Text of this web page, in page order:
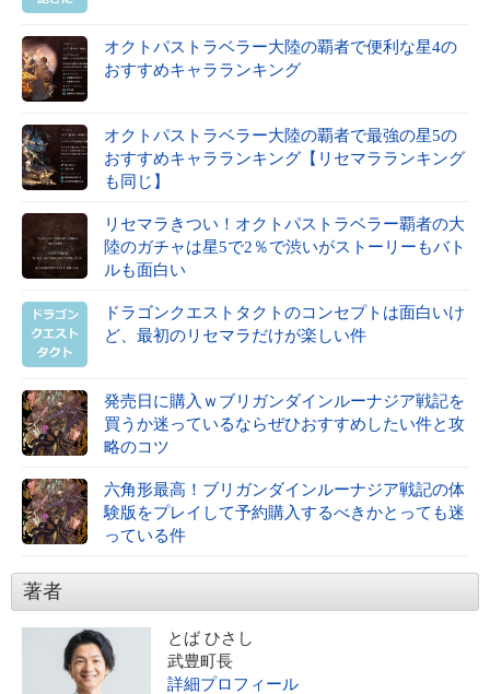
オクトパストラベラー大陸の覇者で便利な星4の
おすすめキャラランキング
オクトパストラベラー大陸の覇者で最強の星5の
おすすめキャラランキング【リセマラランキング
も同じ】
リセマラきつい！オクトパストラベラー覇者の大
陸のガチャは星5で2％で渋いがストーリーもバト
ルも面白い
ドラゴンクエストタクトのコンセプトは面白いけ
ど、最初のリセマラだけが楽しい件
発売日に購入ｗブリガンダインルーナジア戦記を
買うか迷っているならぜひおすすめしたい件と攻
略のコツ
六角形最高！ブリガンダインルーナジア戦記の体
験版をプレイして予約購入するべきかとっても迷
っている件
著者
とば ひさし
武豊町長
詳細プロフィール